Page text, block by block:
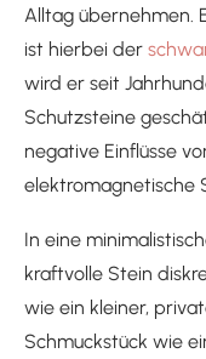
Alltag übernehmen.
ist hierbei der
wird er seit
Schutzsteine
negative Einflüsse
elektromagnetische
In eine
kraftvolle Stein
wie ein kleiner,
Schmuckstück wie